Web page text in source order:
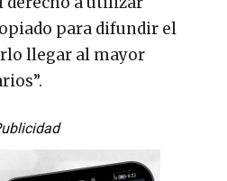
para difundir el
llegar al mayor